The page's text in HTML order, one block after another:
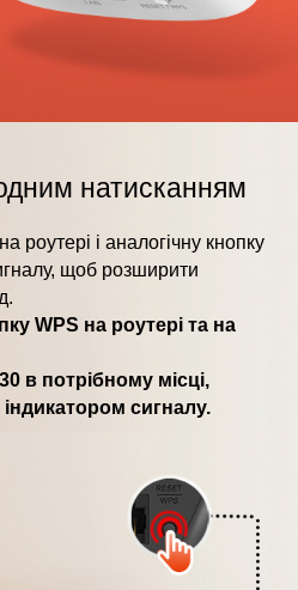
натисканням
роутері і аналогічну кнопку
щоб розширити
WPS на роутері та на
в потрібному місці,
сигналу.